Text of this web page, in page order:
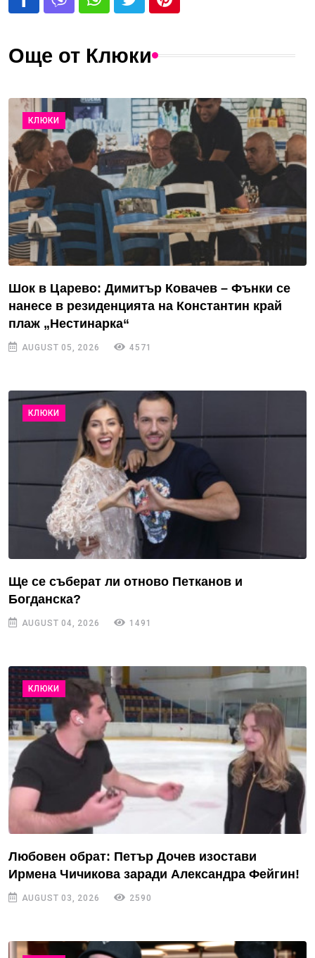
Още от Клюки
КЛЮКИ
Шок в Царево: Димитър Ковачев – Фънки се
нанесе в резиденцията на Константин край
плаж „Нестинарка“
AUGUST 05, 2026 4571
КЛЮКИ
Ще се съберат ли отново Петканов и
Богданска?
AUGUST 04, 2026 1491
КЛЮКИ
Любовен обрат: Петър Дочев изостави
Ирмена Чичикова заради Александра Фейгин!
AUGUST 03, 2026 2590